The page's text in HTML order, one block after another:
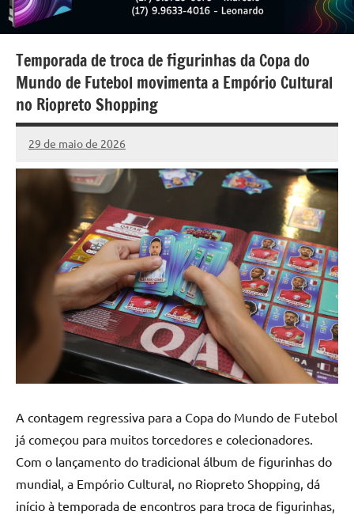
Temporada de troca de figurinhas da Copa do
Mundo de Futebol movimenta a Empório Cultural
no Riopreto Shopping
29 de maio de 2026
Marcelo
Fachin
Nenhum
Comentário
A contagem regressiva para a Copa do Mundo de Futebol
já começou para muitos torcedores e colecionadores.
Com o lançamento do tradicional álbum de figurinhas do
mundial, a Empório Cultural, no Riopreto Shopping, dá
início à temporada de encontros para troca de figurinhas,